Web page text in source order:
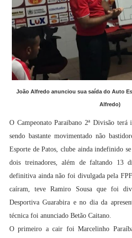
João Alfredo anunciou sua saída do Auto
Alfredo)
O Campeonato Paraibano 2ª Divisão
sendo bastante movimentado não
Esporte de Patos, clube ainda indefinido
dois treinadores, além de faltando 13
definitiva ainda não foi divulgada pela
caíram, teve Ramiro Sousa que foi
Desportiva Guarabira e no dia da
técnica foi anunciado Betão Caitano.
O primeiro a cair foi Marcelinho